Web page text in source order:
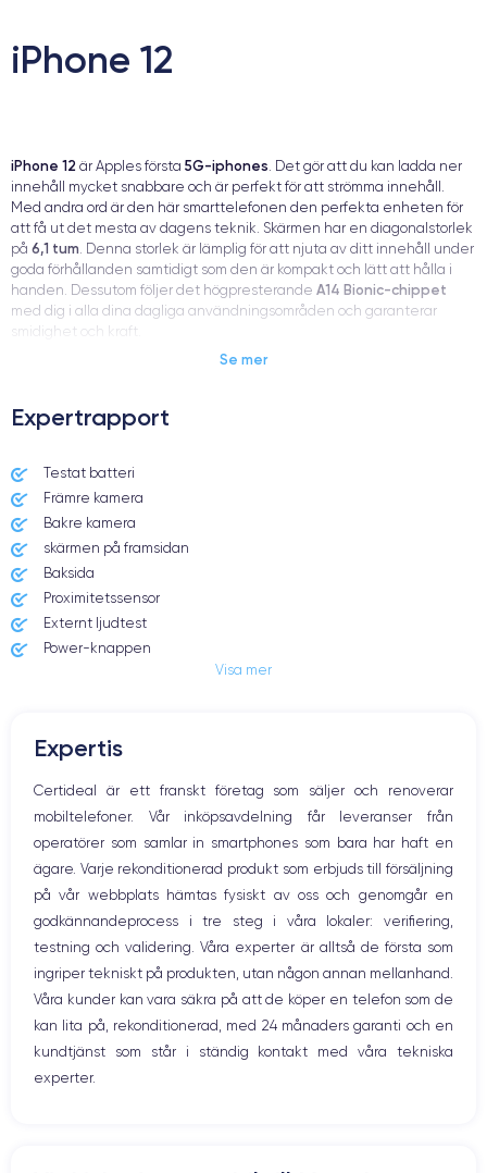
iPhone 12
iPhone 12 är Apples första 5G-iphones. Det gör att du kan ladda ner
innehåll mycket snabbare och är perfekt för att strömma innehåll.
Med andra ord är den här smarttelefonen den perfekta enheten för
att få ut det mesta av dagens teknik. Skärmen har en diagonalstorlek
på 6,1 tum. Denna storlek är lämplig för att njuta av ditt innehåll under
goda förhållanden samtidigt som den är kompakt och lätt att hålla i
handen. Dessutom följer det högpresterande A14 Bionic-chippet
med dig i alla dina dagliga användningsområden och garanterar
smidighet och kraft.
färger:
Dessutom kan du, beroende på dina personliga behov, köpa en
modell med64 GB, 128 GB eller 256 GB
Fördelarna med iPhone 12
imponerande funktioner
väljer att köpa en renoverad smartphone.
Skärm:
en utmärkt OLED-skärm
upplösning på 2532 x 1170 pixlar med en densitet på 460 pixlar per
tum. Den är HDR-kompatibel och har ett kontrastförhållande på 2 000
000:1. Med andra ord säkerställer den att du får skimrande färger och
djupa svarta färger.
Se mer
Expertrapport
Testat batteri
Främre kamera
Bakre kamera
skärmen på framsidan
Baksida
Proximitetssensor
Externt ljudtest
Power-knappen
Högtalare
Hem-knappen
Bluetooth
WiFi
Nätverk
Vibration
Prise USB
Visa mer
Expertis
Certideal är ett franskt företag som säljer och renoverar
mobiltelefoner. Vår inköpsavdelning får leveranser från
operatörer som samlar in smartphones som bara har haft en
ägare. Varje rekonditionerad produkt som erbjuds till försäljning
på vår webbplats hämtas fysiskt av oss och genomgår en
godkännandeprocess i tre steg i våra lokaler: verifiering,
testning och validering. Våra experter är alltså de första som
ingriper tekniskt på produkten, utan någon annan mellanhand.
Våra kunder kan vara säkra på att de köper en telefon som de
kan lita på, rekonditionerad, med 24 månaders garanti och en
kundtjänst som står i ständig kontakt med våra tekniska
experter.